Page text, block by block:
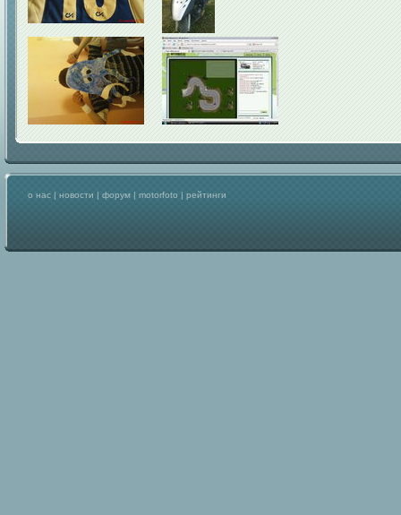
о нас | новости | форум | motorfoto | рейтинги